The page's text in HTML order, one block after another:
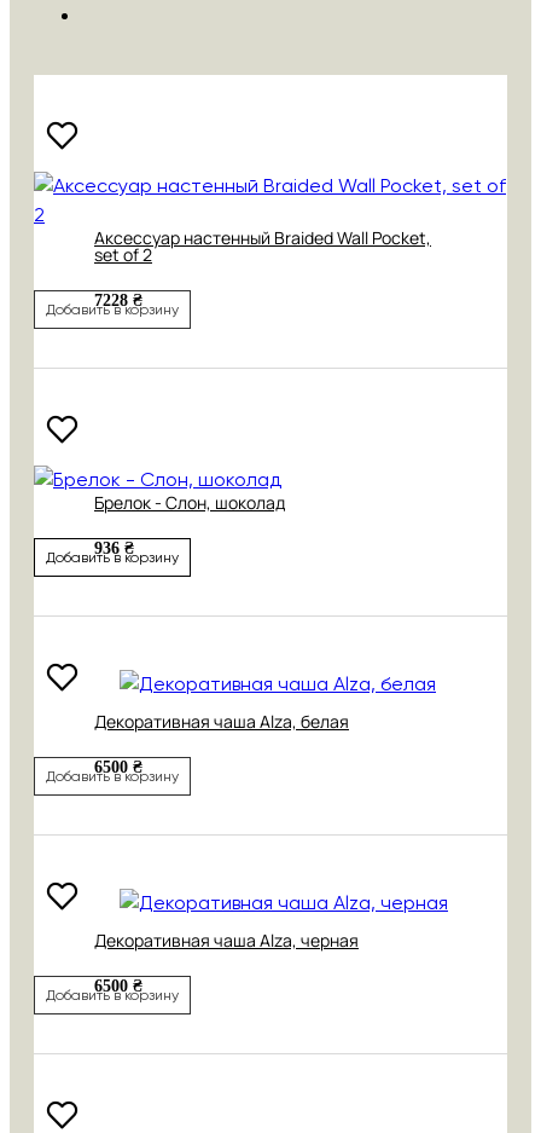
Аксессуар настенный Braided Wall Pocket,
set of 2
7228 ₴
Добавить в корзину
Брелок - Слон, шоколад
936 ₴
Добавить в корзину
Декоративная чаша Alza, белая
6500 ₴
Добавить в корзину
Декоративная чаша Alza, черная
6500 ₴
Добавить в корзину